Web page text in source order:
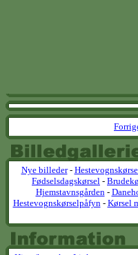
Nye billeder-
Fødselsdagskørsel -
Hjemstavnsgården-
Hestevognskørselpåfyn- Kørsel